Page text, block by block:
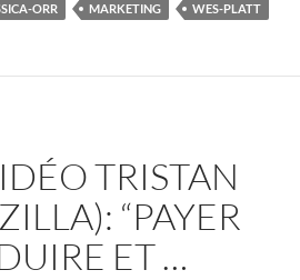
ORR MARKETING WES-PLATT
TRISTAN
“PAYER
ET …